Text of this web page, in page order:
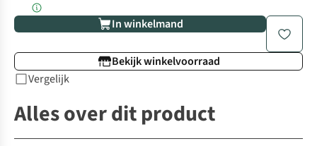
In winkelmand
Bekijk winkelvoorraad
Vergelijk
Alles over dit product